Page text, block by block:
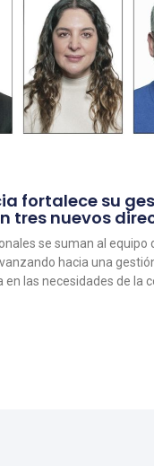
fortalece su
tres nuevos
se suman al equipo
hacia una
las necesidades de la